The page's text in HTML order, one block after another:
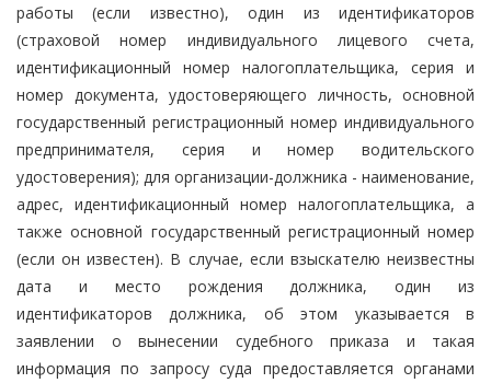
работы (если известно), один из идентификаторов
(страховой номер индивидуального лицевого счета,
идентификационный номер налогоплательщика, серия и
номер документа, удостоверяющего личность, основной
государственный регистрационный номер индивидуального
предпринимателя, серия и номер водительского
удостоверения); для организации-должника - наименование,
адрес, идентификационный номер налогоплательщика, а
также основной государственный регистрационный номер
(если он известен). В случае, если взыскателю неизвестны
дата и место рождения должника, один из
идентификаторов должника, об этом указывается в
заявлении о вынесении судебного приказа и такая
информация по запросу суда предоставляется органами